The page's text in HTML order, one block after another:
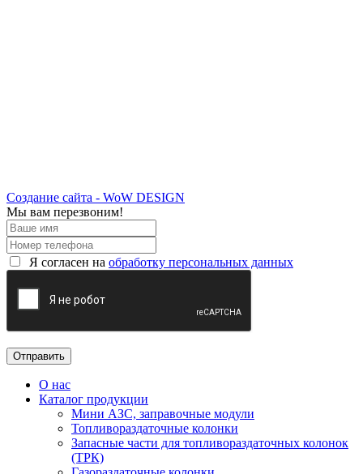
Создание сайта - WoW DESIGN
Мы вам перезвоним!
Я согласен на обработку персональных данных
О нас
Каталог продукции
Мини АЗС, заправочные модули
Топливораздаточные колонки
Запасные части для топливораздаточных колонок
(ТРК)